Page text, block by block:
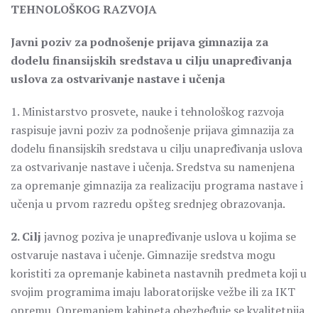
TEHNOLOŠKOG RAZVOJA
Javni poziv za podnošenje prijava gimnazija za
dodelu finansijskih sredstava u cilju unapređivanja
uslova za ostvarivanje nastave i učenja
1. Ministarstvo prosvete, nauke i tehnološkog razvoja
raspisuje javni poziv za podnošenje prijava gimnazija za
dodelu finansijskih sredstava u cilju unapređivanja uslova
za ostvarivanje nastave i učenja. Sredstva su namenjena
za opremanje gimnazija za realizaciju programa nastave i
učenja u prvom razredu opšteg srednjeg obrazovanja.
2. Cilj javnog poziva je unapređivanje uslova u kojima se
ostvaruje nastava i učenje. Gimnazije sredstva mogu
koristiti za opremanje kabineta nastavnih predmeta koji u
svojim programima imaju laboratorijske vežbe ili za IKT